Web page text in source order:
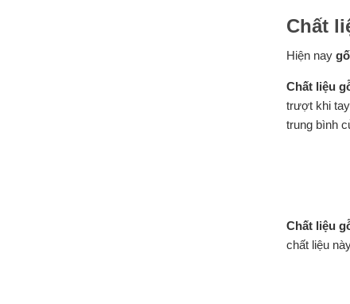
Chất
Hiện nay
Chất liệu
trượt khi
trung bình
Chất liệu
chất liệu